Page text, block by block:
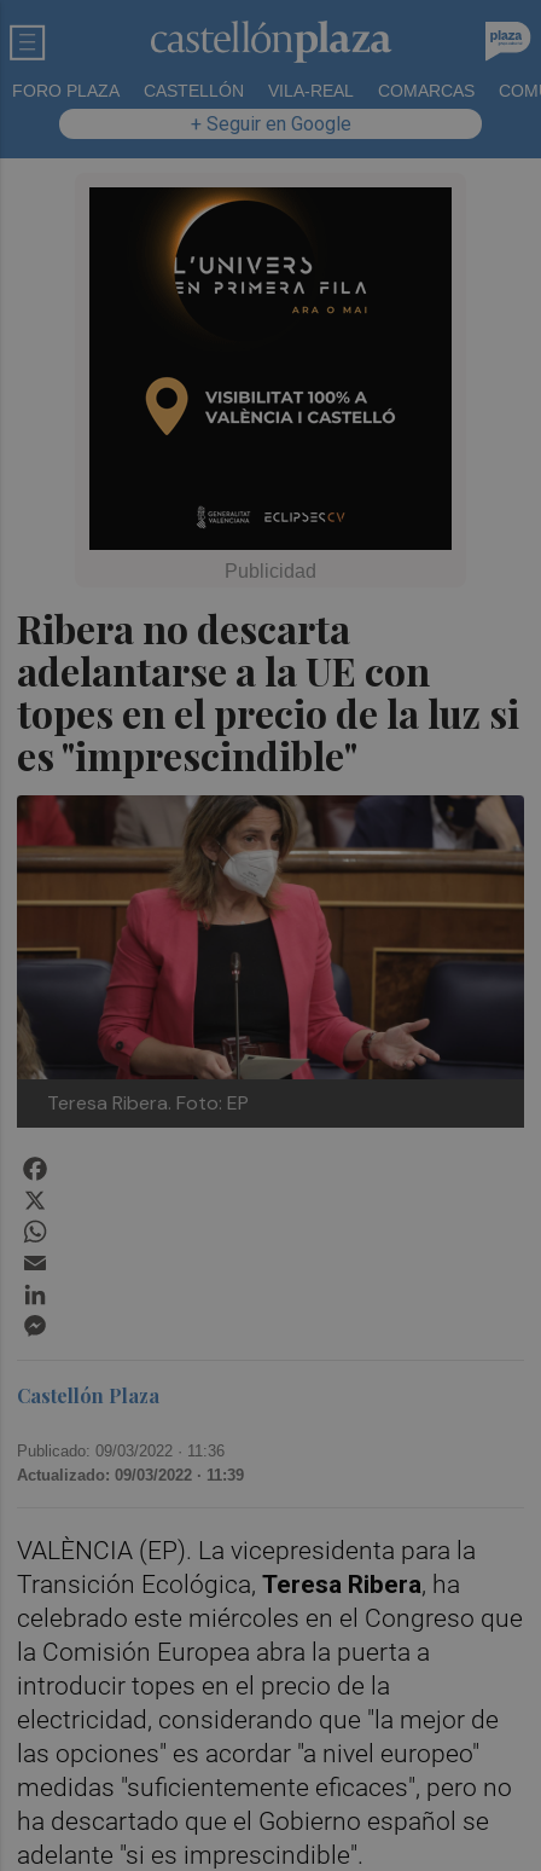
FORO PLAZA CASTELLÓN VILA-REAL COMARCAS
+ Seguir en Google
Ribera no descarta
adelantarse a la UE con
topes en el precio de la luz si
es "imprescindible"
Teresa Ribera. Foto: EP
Castellón Plaza
Publicado: 09/03/2022 · 11:36
Actualizado: 09/03/2022 · 11:39
VALÈNCIA (EP). La vicepresidenta para la
Transición Ecológica, Teresa Ribera, ha
celebrado este miércoles en el Congreso que
la Comisión Europea abra la puerta a
introducir topes en el precio de la
electricidad, considerando que "la mejor de
las opciones" es acordar "a nivel europeo"
medidas "suficientemente eficaces", pero no
ha descartado que el Gobierno español se
adelante "si es imprescindible".